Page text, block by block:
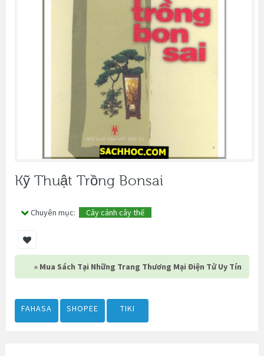
Kỹ Thuật Trồng Bonsai
Chuyên mục: Cây cảnh cây thế
» Mua Sách Tại Những Trang Thương Mại Điện Tử Uy Tín
FAHASA SHOPEE TIKI